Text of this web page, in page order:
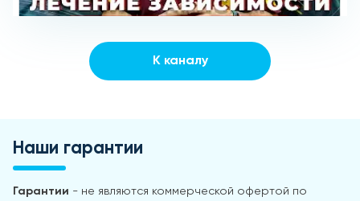
К каналу
Наши гарантии
Гарантии - не являются коммерческой офертой по